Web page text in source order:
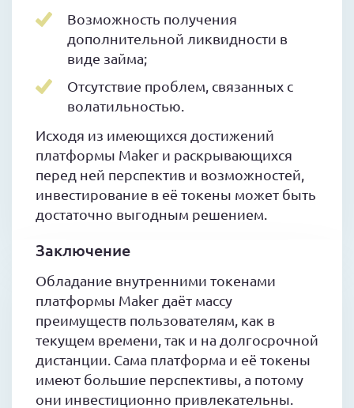
Возможность получения
дополнительной ликвидности в
виде займа;
Отсутствие проблем, связанных с
волатильностью.
Исходя из имеющихся достижений
платформы Maker и раскрывающихся
перед ней перспектив и возможностей,
инвестирование в её токены может быть
достаточно выгодным решением.
Заключение
Обладание внутренними токенами
платформы Maker даёт массу
преимуществ пользователям, как в
текущем времени, так и на долгосрочной
дистанции. Сама платформа и её токены
имеют большие перспективы, а потому
они инвестиционно привлекательны.